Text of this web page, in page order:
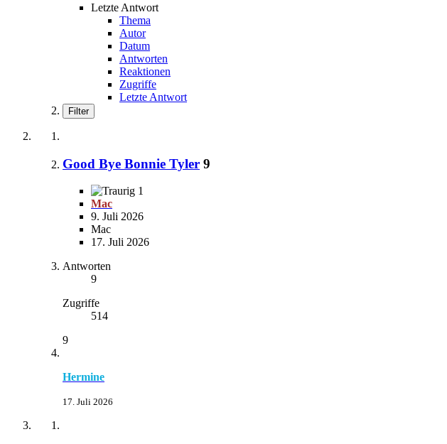
Letzte Antwort
Thema
Autor
Datum
Antworten
Reaktionen
Zugriffe
Letzte Antwort
Filter
Good Bye Bonnie Tyler 9
1
Mac
9. Juli 2026
Mac
17. Juli 2026
Antworten
9
Zugriffe
514
9
Hermine
17. Juli 2026